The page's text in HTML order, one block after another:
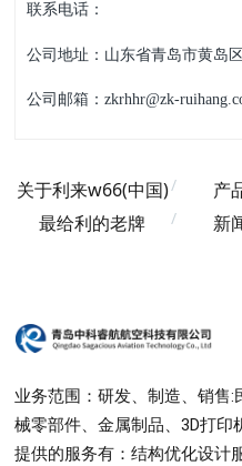
联系电话：
公司地址：山东省青岛市黄岛
公司邮箱：zkrhhr@zk-
关于利来w66(中国)
最给利的老牌
产
新
业务范围：研发、制造、销售
械零部件、金属制品、3D打印
提供的服务有：结构优化设计